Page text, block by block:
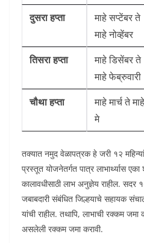
दुसरा हप्ता
माहे सप्टेंबर ते
माहे नोव्हेंबर
तिसरा हप्ता
माहे डिसेंबर ते
माहे फेब्रुवारी
चौथा हप्ता
माहे मार्च ते माहे
मे
तक्यात नमुद वेळापत्रक हे जरी १२
प्रस्तूत योजनेतर्गत पात्र लाभार्थ्यास एका
कालावधीसाठी लाभ अनुज्ञेय राहील. सदर
जबाबदारी संबंधित जिल्हयाचे सहायक
यांची राहील. तथापि, लाभाची रक्कम जमा
असलेली रक्कम जमा करावी.